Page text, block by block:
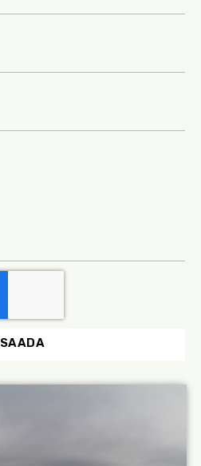
SAADA